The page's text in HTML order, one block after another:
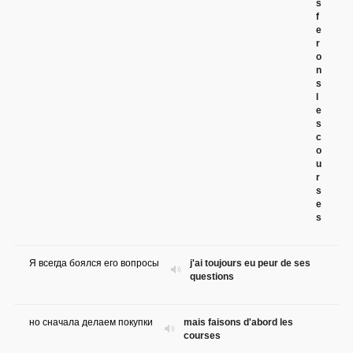
s
f
e
r
o
n
s
e
s
c
o
u
r
s
e
s
j'ai toujours eu peur de ses
questions
Я всегда боялся его вопросы
mais faisons d'abord les
courses
но сначала делаем покупки